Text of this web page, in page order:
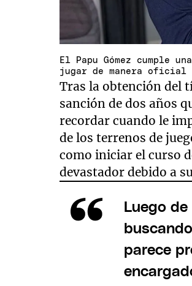
El Papu Gómez cumple
jugar de manera
Tras la obtención del
sanción de dos años
recordar cuando le
de los terrenos de
como iniciar el curso
devastador debido a
Luego
parece